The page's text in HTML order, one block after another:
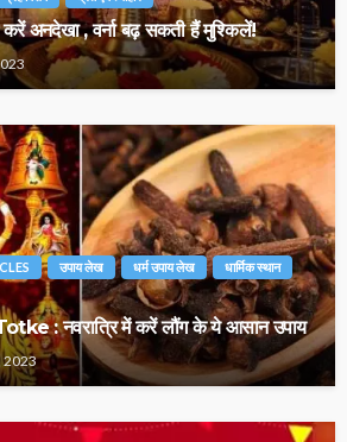
करें अनदेखा , वर्ना बढ़ सकती हैं मुश्किलें!
उपाय लेख धर्म उपाय लेख
धार्मिक स्थान
: नवरात्रि में करें लौंग के ये आसान उपाय
2023